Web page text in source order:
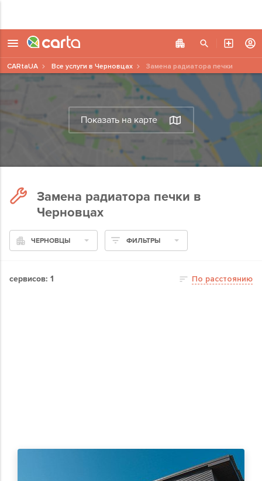
Показать на карте
CARtaUA Все услуги в Черновцах Замена радиатора печки
Замена радиатора печки в
Черновцах
ЧЕРНОВЦЫ ФИЛЬТРЫ
сервисов: 1 По расстоянию